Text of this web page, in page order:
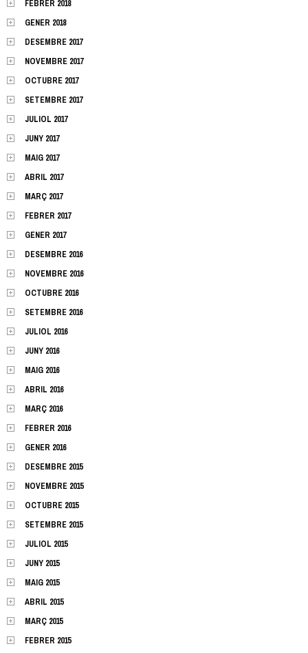
FEBRER 2018
GENER 2018
DESEMBRE 2017
NOVEMBRE 2017
OCTUBRE 2017
SETEMBRE 2017
JULIOL 2017
JUNY 2017
MAIG 2017
ABRIL 2017
MARÇ 2017
FEBRER 2017
GENER 2017
DESEMBRE 2016
NOVEMBRE 2016
OCTUBRE 2016
SETEMBRE 2016
JULIOL 2016
JUNY 2016
MAIG 2016
ABRIL 2016
MARÇ 2016
FEBRER 2016
GENER 2016
DESEMBRE 2015
NOVEMBRE 2015
OCTUBRE 2015
SETEMBRE 2015
JULIOL 2015
JUNY 2015
MAIG 2015
ABRIL 2015
MARÇ 2015
FEBRER 2015